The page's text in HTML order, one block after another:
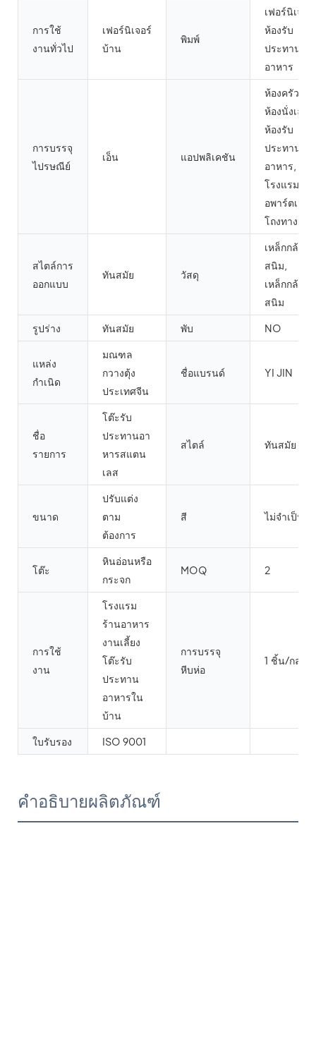
การใช้
งานทั่วไป
เฟอร์นิเจอร์
บ้าน
พิมพ์
เฟอร์นิเจอร์
ห้องรับ
ประทาน
อาหาร
การบรรจุ
ไปรษณีย์
เอ็น แอปพลิเคชัน
ห้องครัว,
ห้องนั่งเล่น,
ห้องรับ
ประทาน
อาหาร,
โรงแรม,
อพาร์ตเมน
โถงทางเดิน
สไตล์การ
ออกแบบ
ทันสมัย วัสดุ
เหล็กกล้าไร้
สนิม,
เหล็กกล้าไร้
สนิม
รูปร่าง ทันสมัย พับ NO
แหล่ง
กำเนิด
มณฑล
กวางตุ้ง
ประเทศจีน
ชื่อแบรนด์ YI JIN
ชื่อ
รายการ
โต๊ะรับ
ประทานอา
หารสแตน
เลส
สไตล์ ทันสมัย
ขนาด
ปรับแต่ง
ตาม
ต้องการ
สี ไม่จำเป็น
โต๊ะ
หินอ่อนหรือ
กระจก
MOQ 2
การใช้
งาน
โรงแรม
ร้านอาหาร
งานเลี้ยง
โต๊ะรับ
ประทาน
อาหารใน
บ้าน
การบรรจุ
หีบห่อ
1 ชิ้น/กล่อง
ใบรับรอง ISO 9001
คำอธิบายผลิตภัณฑ์